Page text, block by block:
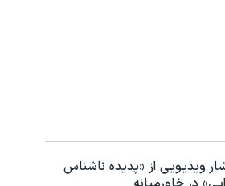
ویدیویی از «پدیده‌ ناشناس